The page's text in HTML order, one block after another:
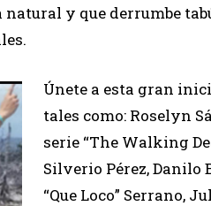
y que derrumbe
Únete a esta gran
tales como: Roselyn
serie “The Walking
Silverio Pérez, Danilo
“Que Loco” Serrano,